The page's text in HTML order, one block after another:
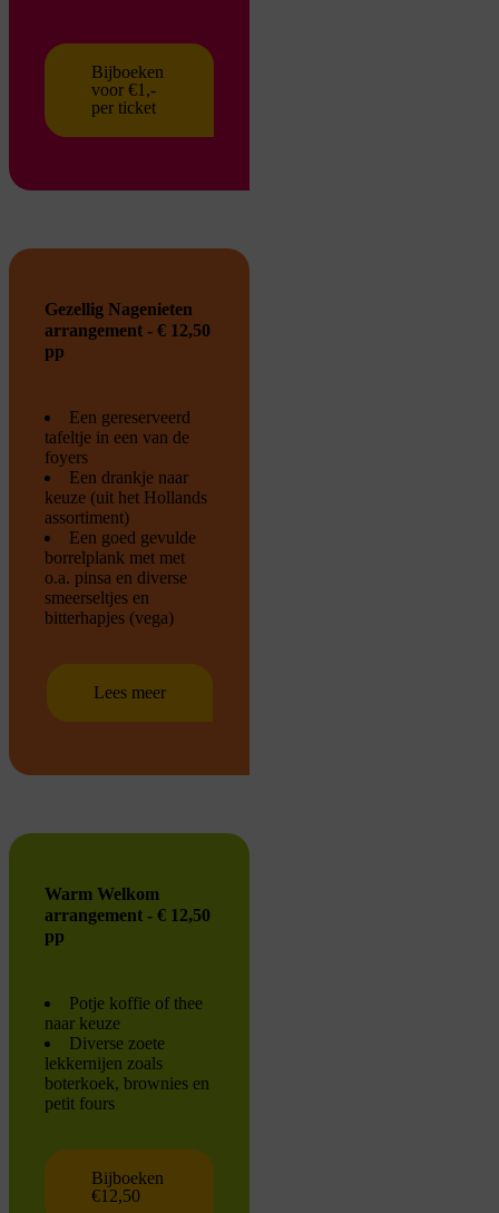
Bijboeken
voor €1,-
per ticket
Gezellig Nagenieten
arrangement - € 12,50
pp
Een gereserveerd
tafeltje in een van de
foyers
Een drankje naar
keuze (uit het Hollands
assortiment)
Een goed gevulde
borrelplank met met
o.a. pinsa en diverse
smeerseltjes en
bitterhapjes (vega)
Lees meer
Warm Welkom
arrangement - € 12,50
pp
Potje koffie of thee
naar keuze
Diverse zoete
lekkernijen zoals
boterkoek, brownies en
petit fours
Bijboeken
€12,50